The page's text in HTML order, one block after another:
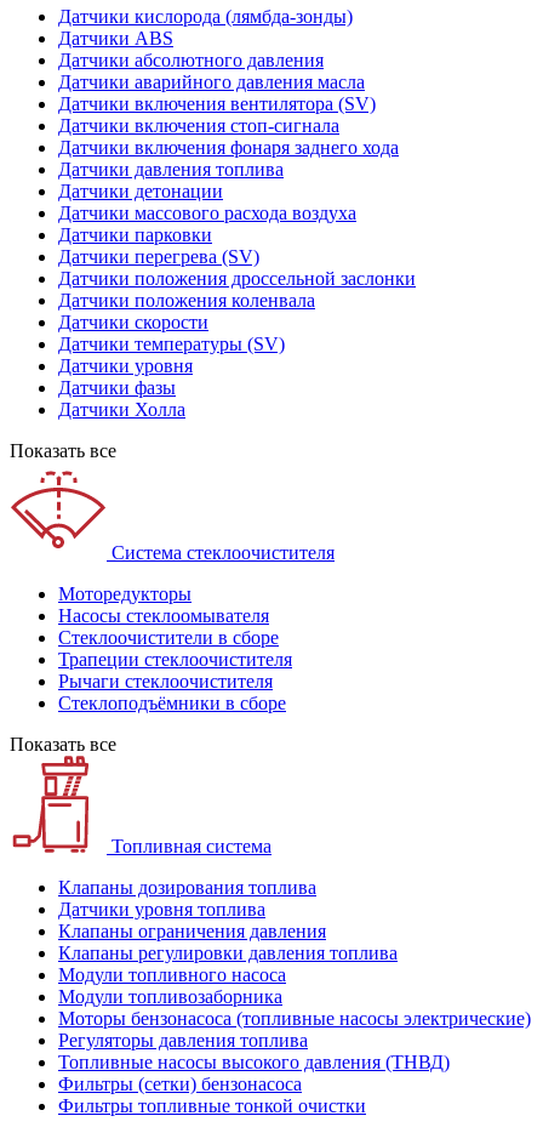
Датчики кислорода (лямбда-зонды)
Датчики ABS
Датчики абсолютного давления
Датчики аварийного давления масла
Датчики включения вентилятора (SV)
Датчики включения стоп-сигнала
Датчики включения фонаря заднего хода
Датчики давления топлива
Датчики детонации
Датчики массового расхода воздуха
Датчики парковки
Датчики перегрева (SV)
Датчики положения дроссельной заслонки
Датчики положения коленвала
Датчики скорости
Датчики температуры (SV)
Датчики уровня
Датчики фазы
Датчики Холла
Показать все
Система стеклоочистителя
Моторедукторы
Насосы стеклоомывателя
Стеклоочистители в сборе
Трапеции стеклоочистителя
Рычаги стеклоочистителя
Стеклоподъёмники в сборе
Показать все
Топливная система
Клапаны дозирования топлива
Датчики уровня топлива
Клапаны ограничения давления
Клапаны регулировки давления топлива
Модули топливного насоса
Модули топливозаборника
Моторы бензонасоса (топливные насосы электрические)
Регуляторы давления топлива
Топливные насосы высокого давления (ТНВД)
Фильтры (сетки) бензонасоса
Фильтры топливные тонкой очистки